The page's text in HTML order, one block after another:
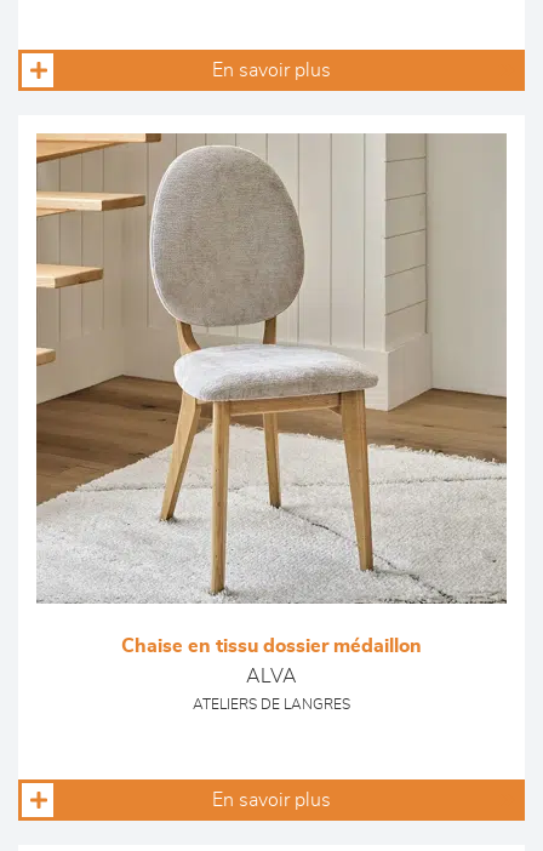
En savoir plus
Chaise en tissu dossier médaillon
ALVA
ATELIERS DE LANGRES
En savoir plus